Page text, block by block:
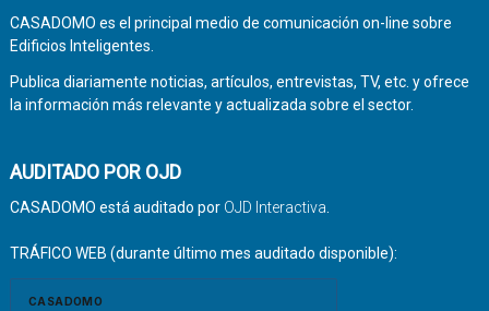
CASADOMO es el principal medio de comunicación on-line sobre
Edificios Inteligentes.
Publica diariamente noticias, artículos, entrevistas, TV, etc. y ofrece
la información más relevante y actualizada sobre el sector.
AUDITADO POR OJD
CASADOMO está auditado por OJD Interactiva
TRÁFICO WEB (durante último mes auditado disponible):